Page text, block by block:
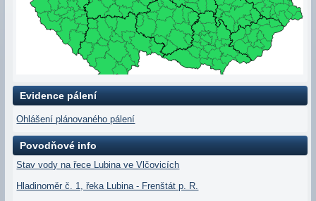
Evidence pálení
Ohlášení plánovaného pálení
Povodňové info
Stav vody na řece Lubina ve Vlčovicích
Hladinoměr č. 1, řeka Lubina - Frenštát p. R.